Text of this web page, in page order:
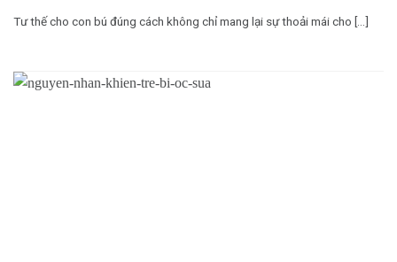
Tư thế cho con bú đúng cách không chỉ mang lại sự thoải mái cho [...]